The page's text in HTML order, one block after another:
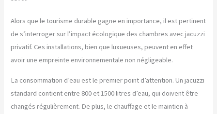
Alors que le tourisme durable gagne en importance, il est pertinent
de s’interroger sur l’impact écologique des chambres avec jacuzzi
privatif. Ces installations, bien que luxueuses, peuvent en effet
avoir une empreinte environnementale non négligeable.
La consommation d’eau est le premier point d’attention. Un jacuzzi
standard contient entre 800 et 1500 litres d’eau, qui doivent être
changés régulièrement. De plus, le chauffage et le maintien à